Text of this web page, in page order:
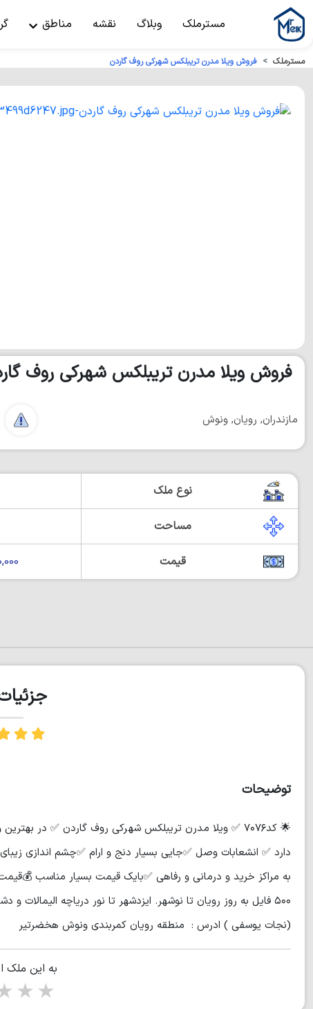
مسترملک وبلاگ نقشه مناطق
مسترملک فروش ويلا مدرن تريبلكس شهركي روف گاردن
فروش ويلا مدرن تريبلكس شهركي روف
مازندران, رویان, ونوش
نوع ملک
مساحت
قیمت
توضیحات
دارد ✅ انشعابات وصل ✅جایی بسيار دنج و ارام ✅چشم اندازی
(نجات يوسفي ) ادرس : منطقه رویان كمربندي ونوش هخضرتير
به این ملک
5 stars